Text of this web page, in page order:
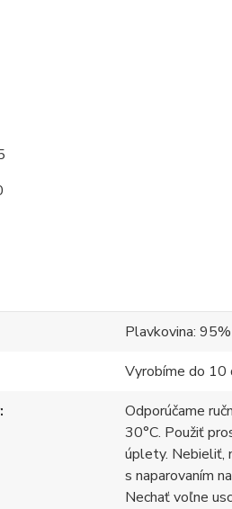
Plavkovina:
Vyrobíme do 10
Odporúčame
30°C. Použiť
úplety. Nebieliť,
s naparovaním
Nechať voľne